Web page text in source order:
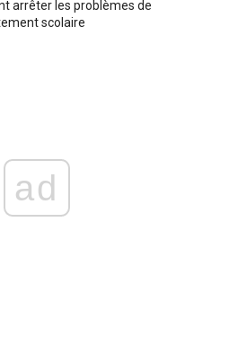
arrêter les problèmes de
scolaire
ad